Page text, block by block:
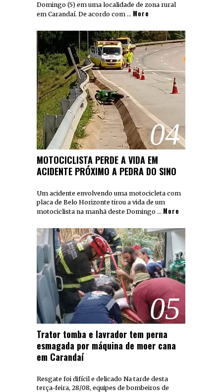
Domingo (5) em uma localidade de zona rural
em Carandaí. De acordo com … More
04
MOTOCICLISTA PERDE A VIDA EM
ACIDENTE PRÓXIMO A PEDRA DO SINO
Um acidente envolvendo uma motocicleta com
placa de Belo Horizonte tirou a vida de um
motociclista na manhã deste Domingo … More
05
Trator tomba e lavrador tem perna
esmagada por máquina de moer cana
em Carandaí
Resgate foi difícil e delicado Na tarde desta
terça-feira, 28/08, equipes de bombeiros de